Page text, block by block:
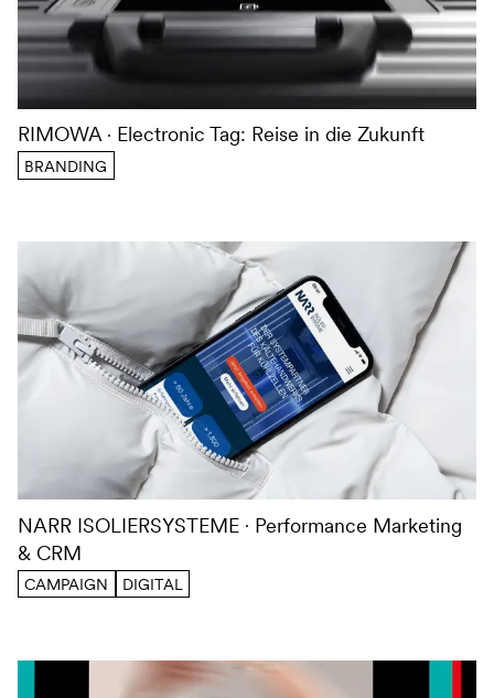
RIMOWA Electronic Tag: Reise in die Zukunft
BRANDING
NARR ISOLIERSYSTEME
Performance Marketing
& CRM
CAMPAIGN DIGITAL